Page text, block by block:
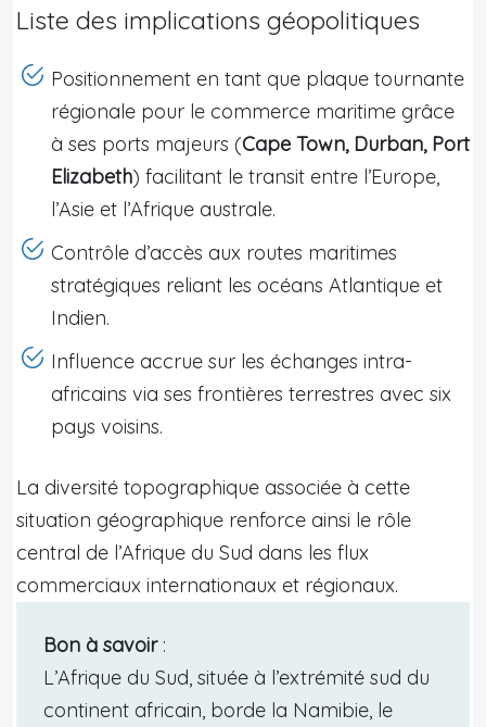
Liste des implications géopolitiques
Positionnement en tant que plaque tournante
régionale pour le commerce maritime grâce
à ses ports majeurs (Cape Town, Durban, Port
Elizabeth) facilitant le transit entre l’Europe,
l’Asie et l’Afrique australe.
Contrôle d’accès aux routes maritimes
stratégiques reliant les océans Atlantique et
Indien.
Influence accrue sur les échanges intra-
africains via ses frontières terrestres avec six
pays voisins.
La diversité topographique associée à cette
situation géographique renforce ainsi le rôle
central de l’Afrique du Sud dans les flux
commerciaux internationaux et régionaux.
Bon à savoir:
L’Afrique du Sud, située à l’extrémité sud du
continent africain, borde la Namibie, le